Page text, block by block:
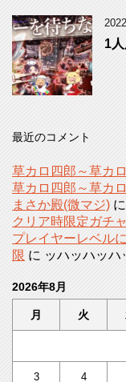
1
最近のコメント
草カロ四郎～草カ
草カロ四郎～草カ
まさか殿(微マジ) に
クリア時限定ガチ
プレイヤーレベル
限 に ッハッハッハ
2026年8月
月 火
3 4